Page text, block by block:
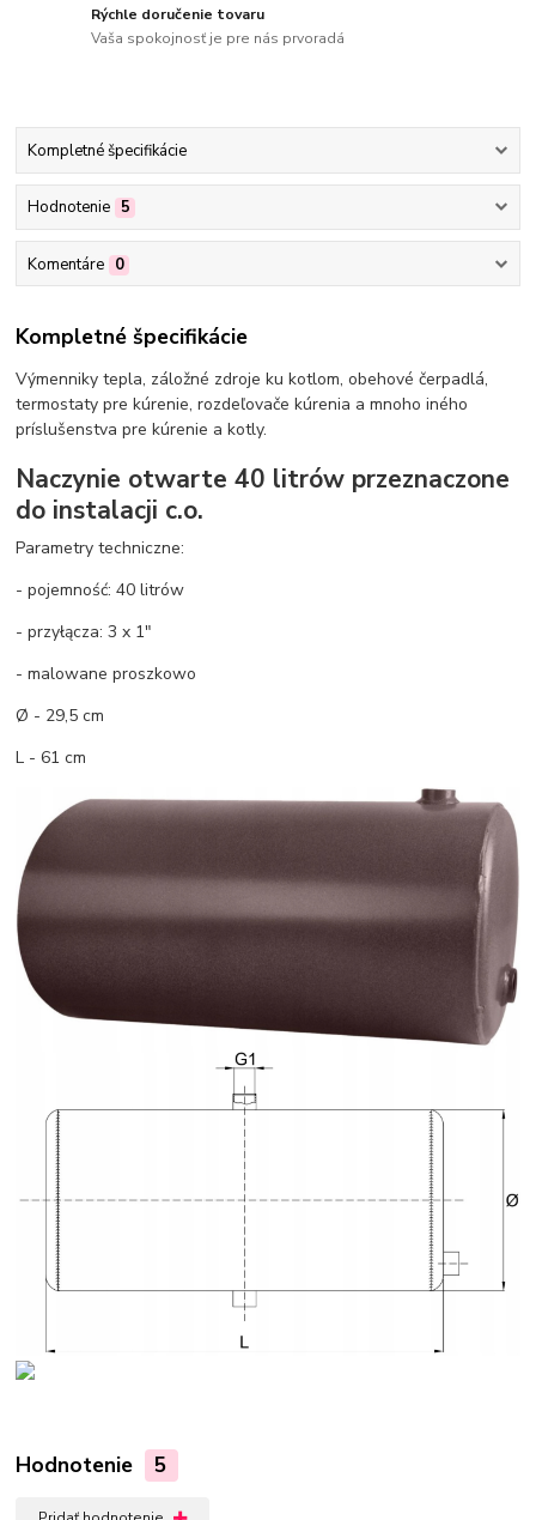
Rýchle doručenie tovaru
Vaša spokojnosť je pre nás prvoradá
Kompletné špecifikácie
Hodnotenie 5
Komentáre 0
Kompletné špecifikácie
Výmenniky tepla, záložné zdroje ku kotlom, obehové čerpadlá,
termostaty pre kúrenie, rozdeľovače kúrenia a mnoho iného
príslušenstva pre kúrenie a kotly.
Naczynie otwarte 40 litrów przeznaczone
do instalacji c.o.
Parametry techniczne:
- pojemność: 40 litrów
- przyłącza: 3 x 1"
- malowane proszkowo
Ø - 29,5 cm
L - 61 cm
Hodnotenie 5